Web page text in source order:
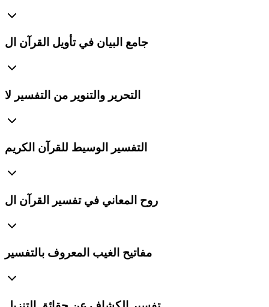
جامع البيان في تأويل القرآن ال
التحرير والتنوير من التفسير لا
التفسير الوسيط للقرآن الكريم
روح المعاني في تفسير القرآن ال
مفاتيح الغيب المعروف بالتفسير